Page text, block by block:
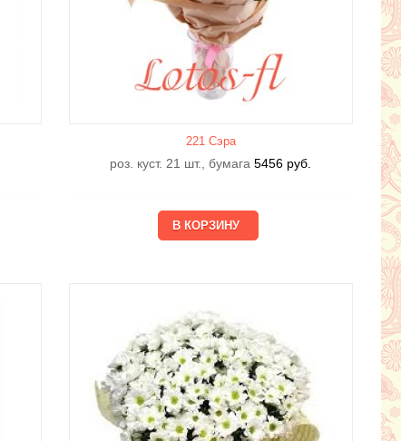
221 Сэра
роз. куст. 21 шт., бумага 5456 руб.